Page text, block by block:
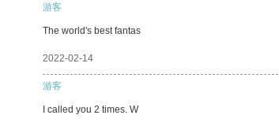
游客
The world's best fantas
2022-02-14
游客
I called you 2 times. W